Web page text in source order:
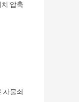
압축
자물쇠